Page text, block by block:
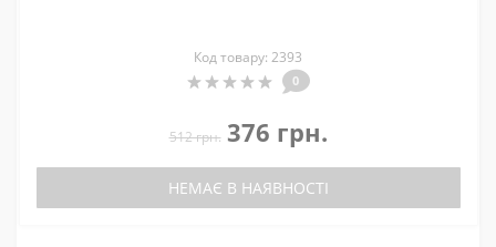
Код товару: 2393
0
512 грн. 376 грн.
НЕМАЄ В НАЯВНОСТІ